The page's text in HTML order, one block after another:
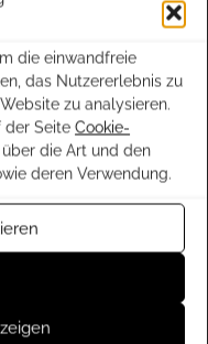
die einwandfreie
das Nutzererlebnis zu
zu analysieren.
der Seite Cookie-
die Art und den
deren Verwendung.
damaligen
12 statt,
konservativ-
Anzeiger“
Kenntnisse
verdanken wir
der am 24.